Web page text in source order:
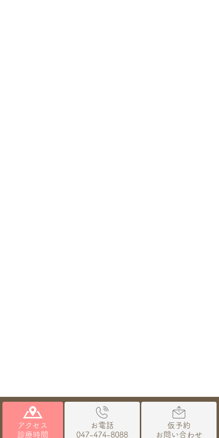
© 愛歯科クリニック｜習志野（八千代台・実籾）の歯医者なら、患者
さま目線のホスピタリティ溢れる治療と分かりやすい説明が評判の、愛
歯科クリニック
アクセス
診療時間
お電話
047-474-8088
仮予約
お問い合わせ